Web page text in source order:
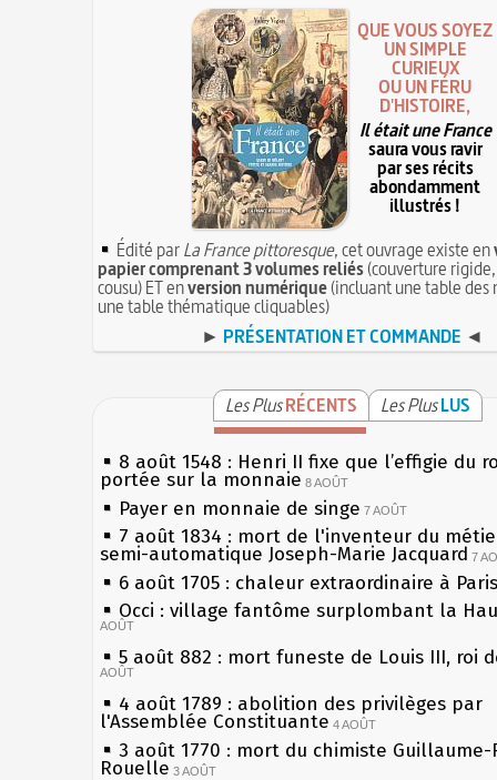
QUE VOUS SOYEZ
UN SIMPLE
CURIEUX
OU UN FÉRU
D'HISTOIRE,
Il était une France
saura vous ravir
par ses récits
abondamment
illustrés !
Édité parLa France pittoresque, cet ouvrage existe en
papier comprenant 3 volumes reliés(couverture
cousu) ET enversion numérique(incluant une table des
une table thématique cliquables)
► PRÉSENTATION ET COMMANDE ◄
Les PlusRÉCENTS Les PlusLUS
8 août 1548 : Henri II fixe que l’effigie du
portée sur la monnaie 8 AOÛT
Payer en monnaie de singe 7 AOÛT
7 août 1834 : mort de l'inventeur du
semi-automatique Joseph-Marie Jacquard 7
6 août 1705 : chaleur extraordinaire à Paris
Occi : village fantôme surplombant la
AOÛT
5 août 882 : mort funeste de Louis III, roi
AOÛT
4 août 1789 : abolition des privilèges par
l'Assemblée Constituante 4 AOÛT
3 août 1770 : mort du chimiste Guillaume-
Rouelle 3 AOÛT